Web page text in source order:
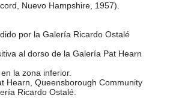
Nuevo Hampshire, 1957).
por la Galería Ricardo Ostalé
al dorso de la Galería Pat Hearn
la zona inferior.
Hearn, Queensborough Community
Ricardo Ostalé.